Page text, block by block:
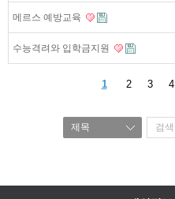
메르스 예방교육
수능격려와 입학금지원
1 2 3 4